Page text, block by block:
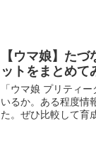
【ウマ娘】た
ットをまとめて
「ウマ娘 プリティ
いるか。ある程度情
た。ぜひ比較して育